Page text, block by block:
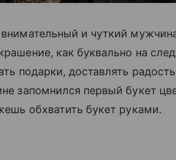
и чуткий
как буквально на
подарки, доставлять
запомнился первый букет
обхватить букет руками.